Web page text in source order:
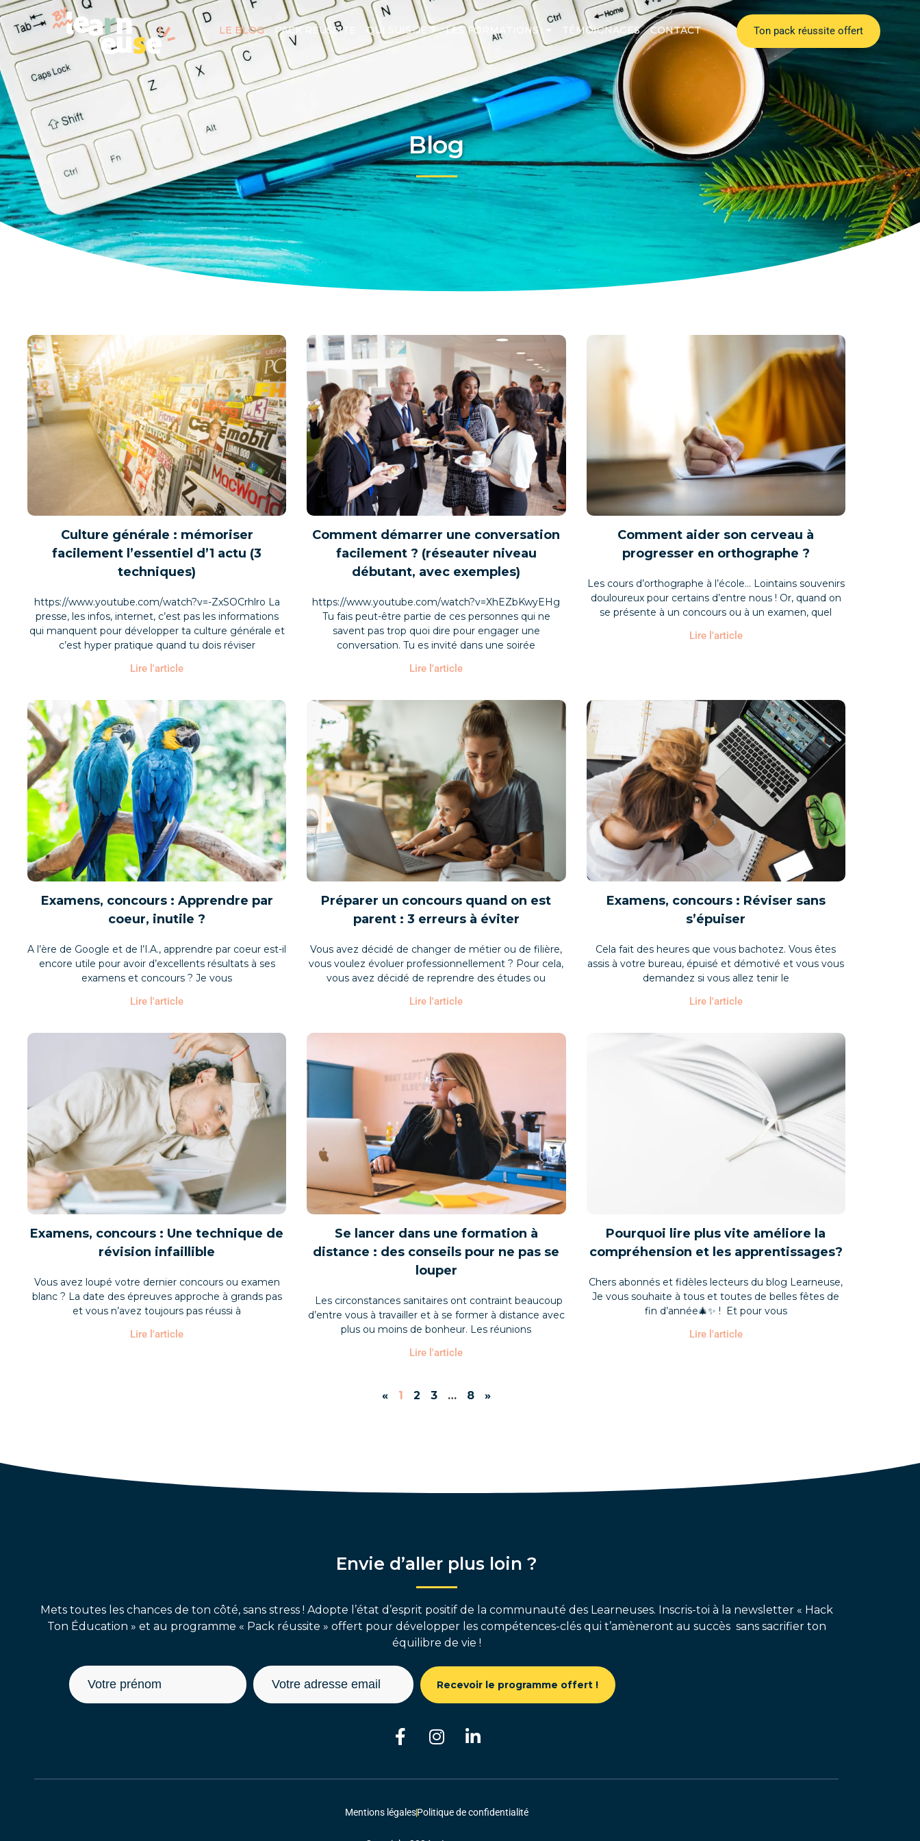
LE BLOG PACK RÉUSSITE QUI SUIS-JE ? LES FORMATIONS TÉMOIGNAGES CONTACT Ton pack réussite offert
Blog
Culture générale : mémoriser
facilement l’essentiel d’1 actu (3
techniques)
https://www.youtube.com/watch?v=-ZxSOCrhlro La
presse, les infos, internet, c’est pas les informations
qui manquent pour développer ta culture générale et
c’est hyper pratique quand tu dois réviser
Lire l'article
Comment démarrer une conversation
facilement ? (réseauter niveau
débutant, avec exemples)
https://www.youtube.com/watch?v=XhEZbKwyEHg
Tu fais peut-être partie de ces personnes qui ne
savent pas trop quoi dire pour engager une
conversation. Tu es invité dans une soirée
Lire l'article
Comment aider son cerveau à
progresser en orthographe ?
Les cours d’orthographe à l’école… Lointains souvenirs
douloureux pour certains d’entre nous ! Or, quand on
se présente à un concours ou à un examen, quel
Lire l'article
Examens, concours : Apprendre par
coeur, inutile ?
A l’ère de Google et de l’I.A., apprendre par coeur est-il
encore utile pour avoir d’excellents résultats à ses
examens et concours ? Je vous
Lire l'article
Préparer un concours quand on est
parent : 3 erreurs à éviter
Vous avez décidé de changer de métier ou de filière,
vous voulez évoluer professionnellement ? Pour cela,
vous avez décidé de reprendre des études ou
Lire l'article
Examens, concours : Réviser sans
s’épuiser
Cela fait des heures que vous bachotez. Vous êtes
assis à votre bureau, épuisé et démotivé et vous vous
demandez si vous allez tenir le
Lire l'article
Examens, concours : Une technique de
révision infaillible
Vous avez loupé votre dernier concours ou examen
blanc ? La date des épreuves approche à grands pas
et vous n’avez toujours pas réussi à
Lire l'article
Se lancer dans une formation à
distance : des conseils pour ne pas se
louper
Les circonstances sanitaires ont contraint beaucoup
d’entre vous à travailler et à se former à distance avec
plus ou moins de bonheur. Les réunions
Lire l'article
Pourquoi lire plus vite améliore la
compréhension et les apprentissages?
Chers abonnés et fidèles lecteurs du blog Learneuse,
Je vous souhaite à tous et toutes de belles fêtes de
fin d’année🎄✨ ! Et pour vous
Lire l'article
« 1 2 3 … 8 »
Envie d’aller plus loin ?
Mets toutes les chances de ton côté, sans stress ! Adopte l’état d’esprit positif de la communauté des Learneuses. Inscris-toi à la newsletter « Hack
Ton Éducation » et au programme « Pack réussite » offert pour développer les compétences-clés qui t’amèneront au succès sans sacrifier ton
équilibre de vie !
Recevoir le programme offert !
Mentions légalesPolitique de confidentialité